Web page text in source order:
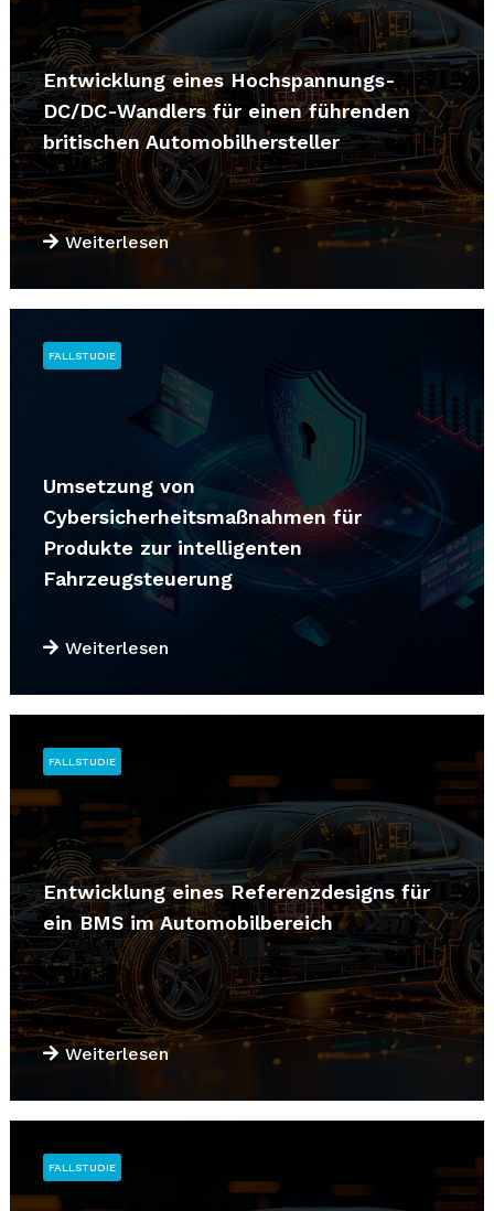
Entwicklung eines Hochspannungs-
DC/DC-Wandlers für einen führenden
britischen Automobilhersteller
Weiterlesen
Umsetzung von
Cybersicherheitsmaßnahmen für
Produkte zur intelligenten
Fahrzeugsteuerung
Weiterlesen
FALLSTUDIE
Entwicklung eines Referenzdesigns für
ein BMS im Automobilbereich
Weiterlesen
FALLSTUDIE
FALLSTUDIE